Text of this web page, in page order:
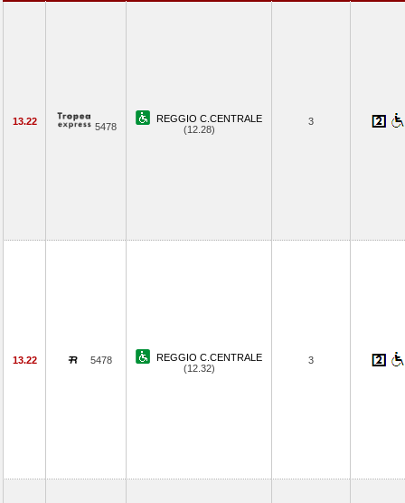
13.22 5478
REGGIO C.CENTRALE
(12.28)
3
13.22 5478
REGGIO C.CENTRALE
(12.32)
3